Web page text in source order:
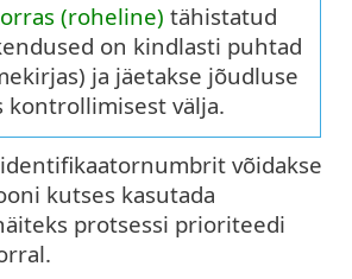
(roheline) tähistatud
on kindlasti puhtad
ja jäetakse jõudluse
kontrollimisest välja.
võidakse
kutses kasutada
protsessi prioriteedi